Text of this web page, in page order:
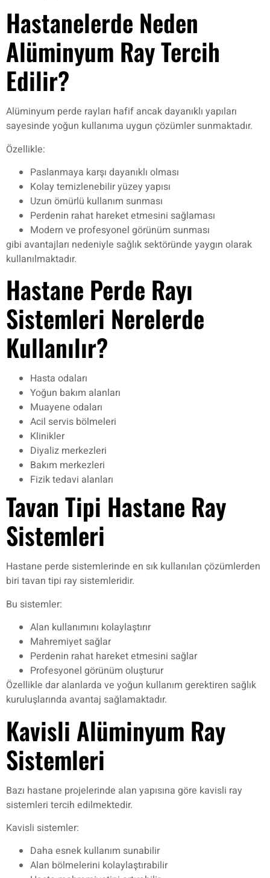
Hastanelerde Neden
Alüminyum Ray Tercih
Edilir?
Alüminyum perde rayları hafif ancak dayanıklı yapıları
sayesinde yoğun kullanıma uygun çözümler sunmaktadır.
Özellikle:
Paslanmaya karşı dayanıklı olması
Kolay temizlenebilir yüzey yapısı
Uzun ömürlü kullanım sunması
Perdenin rahat hareket etmesini sağlaması
Modern ve profesyonel görünüm sunması
gibi avantajları nedeniyle sağlık sektöründe yaygın olarak
kullanılmaktadır.
Hastane Perde Rayı
Sistemleri Nerelerde
Kullanılır?
Hasta odaları
Yoğun bakım alanları
Muayene odaları
Acil servis bölmeleri
Klinikler
Diyaliz merkezleri
Bakım merkezleri
Fizik tedavi alanları
Tavan Tipi Hastane Ray
Sistemleri
Hastane perde sistemlerinde en sık kullanılan çözümlerden
biri tavan tipi ray sistemleridir.
Bu sistemler:
Alan kullanımını kolaylaştırır
Mahremiyet sağlar
Perdenin rahat hareket etmesini sağlar
Profesyonel görünüm oluşturur
Özellikle dar alanlarda ve yoğun kullanım gerektiren sağlık
kuruluşlarında avantaj sağlamaktadır.
Kavisli Alüminyum Ray
Sistemleri
Bazı hastane projelerinde alan yapısına göre kavisli ray
sistemleri tercih edilmektedir.
Kavisli sistemler:
Daha esnek kullanım sunabilir
Alan bölmelerini kolaylaştırabilir